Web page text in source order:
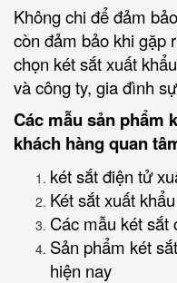
Không chi để đảm
còn đảm bảo khi gặp
chọn két sắt xuất
và công ty, gia đình
Các mẫu sản phẩm
khách hàng quan
két sắt điện tử
Két sắt xuất
Các mẫu két sắt
Sản phẩm két
hiện nay